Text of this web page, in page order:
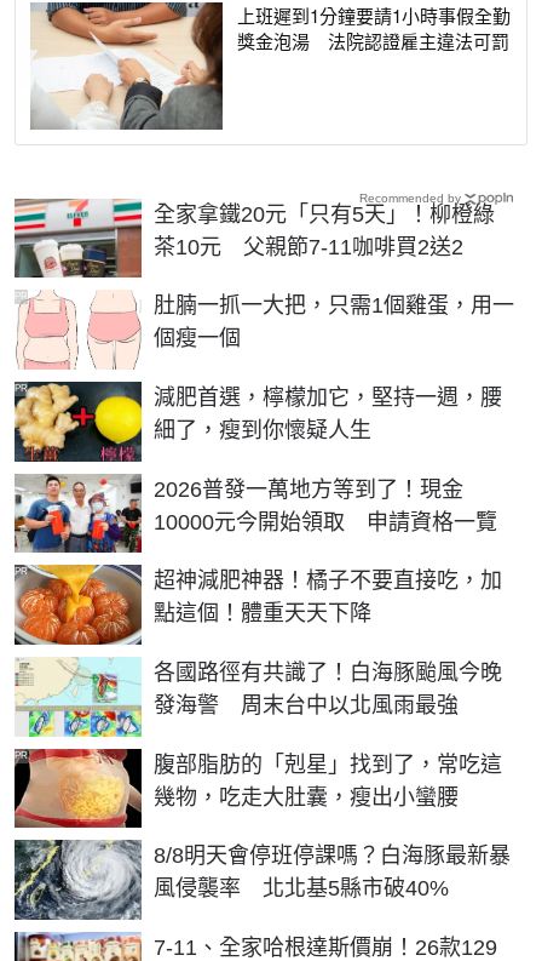
上班遲到1分鐘要請1小時事假全勤
獎金泡湯 法院認證雇主違法可罰
全家拿鐵20元「只有5天」！柳橙綠
茶10元 父親節7-11咖啡買2送2
肚腩一抓一大把，只需1個雞蛋，用一
個瘦一個
PR
減肥首選，檸檬加它，堅持一週，腰
細了，瘦到你懷疑人生
PR
2026普發一萬地方等到了！現金
10000元今開始領取 申請資格一覽
超神減肥神器！橘子不要直接吃，加
點這個！體重天天下降
PR
各國路徑有共識了！白海豚颱風今晚
發海警 周末台中以北風雨最強
腹部脂肪的「剋星」找到了，常吃這
幾物，吃走大肚囊，瘦出小蠻腰
PR
8/8明天會停班停課嗎？白海豚最新暴
風侵襲率 北北基5縣市破40%
7-11、全家哈根達斯價崩！26款129
Recommended by